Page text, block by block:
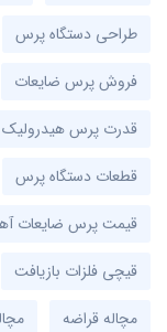
طراحی دستگاه پرس
فروش پرس ضایعات
قدرت پرس هیدرولیک
قطعات دستگاه پرس
قیمت پرس ضایعات
قیچی فلزات بازیافت
مچاله قراضه